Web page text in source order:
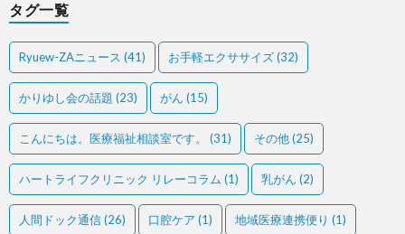
タグ一覧
Ryuew-ZAニュース (41) お手軽エクササイズ(32)
かりゆし会の話題 (23) がん (15)
こんにちは。医療福祉相談室です。 (31) その他(25)
ハートライフクリニック リレーコラム (1) 乳がん (2)
人間ドック通信(26) 口腔ケア (1) 地域医療連携便り (1)